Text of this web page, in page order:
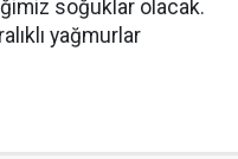
soğuklar olacak.
yağmurlar